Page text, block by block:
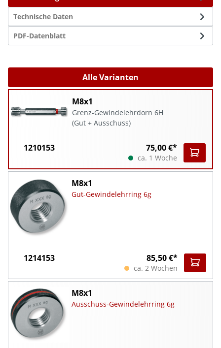
Technische Daten
PDF-Datenblatt
Alle Varianten
M8x1
Grenz-Gewindelehrdorn 6H
(Gut + Ausschuss)
1210153 75,00 €*
ca. 1 Woche
M8x1
Gut-Gewindelehrring 6g
1214153 85,50 €*
ca. 2 Wochen
M8x1
Ausschuss-Gewindelehrring 6g